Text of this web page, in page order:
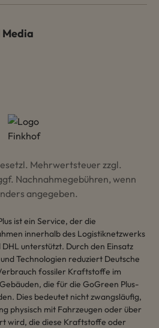
Media
Mehrwertsteuer zzgl.
Nachnahmegebühren, wenn
angegeben.
ist ein Service, der die
innerhalb des Logistiknetzwerks
unterstützt. Durch den Einsatz
Technologien reduziert Deutsche
fossiler Kraftstoffe im
die für die GoGreen Plus-
Dies bedeutet nicht zwangsläufig,
physisch mit Fahrzeugen oder über
wird, die diese Kraftstoffe oder